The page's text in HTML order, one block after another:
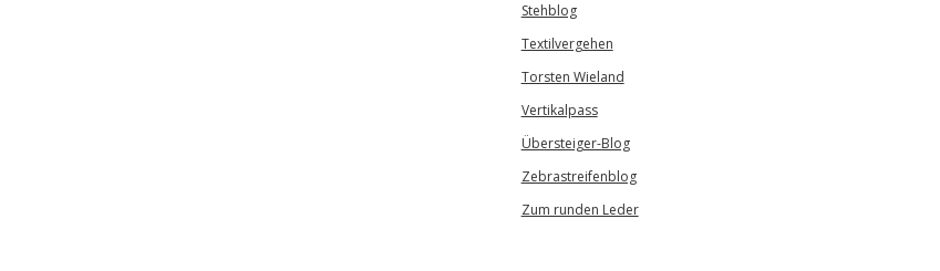
Stehblog
Textilvergehen
Torsten Wieland
Vertikalpass
Übersteiger-Blog
Zebrastreifenblog
Zum runden Leder